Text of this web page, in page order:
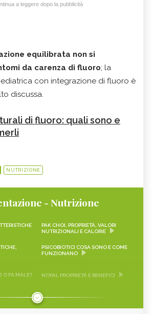
a leggere dopo la pubblicità
equilibrata non si
da carenza di fluoro; la
con integrazione di fluoro è
discussa.
di fluoro: quali sono e
NUTRIZIONE
- Nutrizione
PAK CHOI, PROPRIETÀ, VALORI
NUTRIZIONALI E CALORIE
PSICOBIOTICI COSA SONO E COME
FUNZIONANO
O FA MALE? NOPAL PROPRIETÀ E BENEFICI
CRAUTI, PROPRIETÀ, VALORI
NUTRIZIONALI E RICETTE